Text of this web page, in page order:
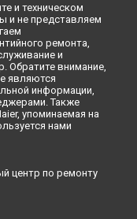
и техническом
и не представляем
ремонта,
и
Обратите внимание,
являются
информации,
Также
упоминаемая на
нами
центр по ремонту